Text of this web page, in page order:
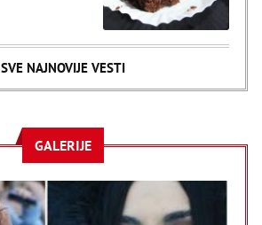
SVE NAJNOVIJE VESTI
GALERIJE